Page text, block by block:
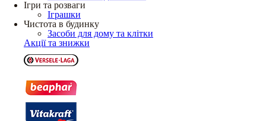
Ігри та розваги
Іграшки
Чистота в будинку
Засоби для дому та клітки
Акції та знижки